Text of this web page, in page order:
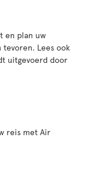
en plan uw
tevoren. Lees ook
uitgevoerd door
reis met Air